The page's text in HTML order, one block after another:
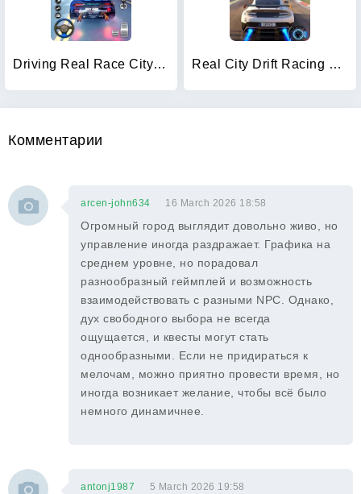
Driving Real Race City 3D Real City Drift Racing Driving
Комментарии
arcen-john634 16 March 2026 18:58
Огромный город выглядит довольно живо, но
управление иногда раздражает. Графика на
среднем уровне, но порадовал
разнообразный геймплей и возможность
взаимодействовать с разными NPC. Однако,
дух свободного выбора не всегда
ощущается, и квесты могут стать
однообразными. Если не придираться к
мелочам, можно приятно провести время, но
иногда возникает желание, чтобы всё было
немного динамичнее.
antonj1987 5 March 2026 19:58